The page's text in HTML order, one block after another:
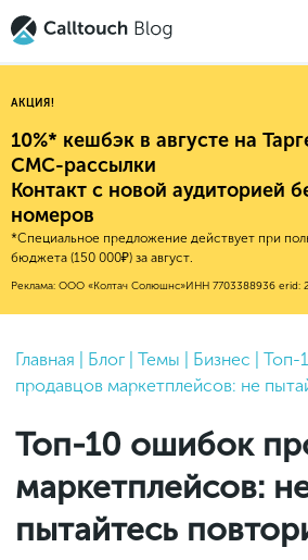
Авторитейл
Финансы
Е-коммерс
Недвижимость
HoReCa
Бьюти
Услуги
Фитнес
2025
2024
2022
2021
2020
2018
2017
Новые продукты
Обновления продуктов
Обучение работы с
Calltouch
Индекс здоровья
Mental Health
Привлечение
Аналитика
Процессы и управление
Финансы и бухгалтерия
Законы и документы
Старт и идеи
Callday
MeetUp
Вебинары и практикумы
АКЦИЯ!
10%* кешбэк в августе на
СМС-рассылки
Контакт с новой аудиторией
номеров
*Специальное предложение действует при
бюджета (150 000₽) за август.
Реклама: ООО «Колтач Солюшнс»ИНН 7703388936 erid:
Главная Блог Темы Бизнес
Топ-
продавцов маркетплейсов: не
Топ-10 ошибок
маркетплейсов:
пытайтесь